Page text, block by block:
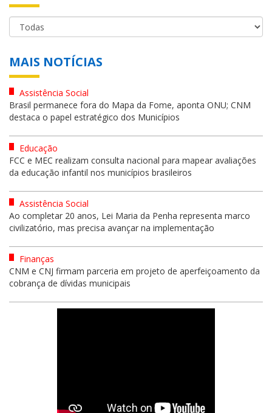
MAIS NOTÍCIAS
Assistência Social
Brasil permanece fora do Mapa da Fome, aponta ONU; CNM
destaca o papel estratégico dos Municípios
Educação
FCC e MEC realizam consulta nacional para mapear avaliações
da educação infantil nos municípios brasileiros
Assistência Social
Ao completar 20 anos, Lei Maria da Penha representa marco
civilizatório, mas precisa avançar na implementação
Finanças
CNM e CNJ firmam parceria em projeto de aperfeiçoamento da
cobrança de dívidas municipais